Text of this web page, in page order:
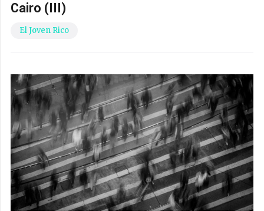
Cairo (III)
El Joven Rico